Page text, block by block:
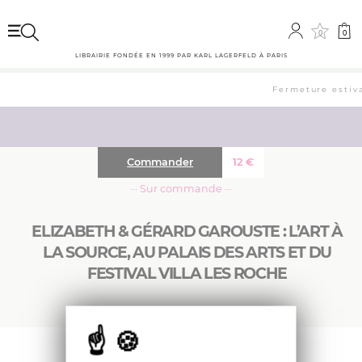
0 0
LIBRAIRIE FONDÉE EN 1999 PAR KARL LAGERFELD À PARIS
Fermeture
ELIZABETH & GÉRARD GAROUSTE : L’ART À
LA SOURCE, AU PALAIS DES ARTS ET DU
FESTIVAL VILLA LES ROCHE
12 €
Commander
··· Sur commande ···
Une présentation de l’oeuvre d’Elizabeth et